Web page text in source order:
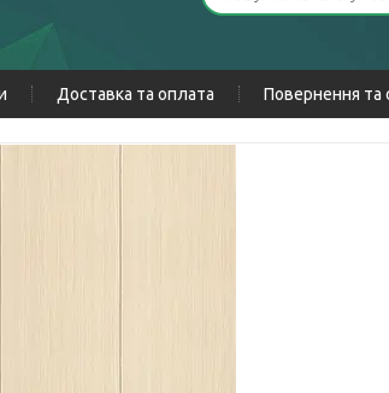
Доставка та оплата Повернення та